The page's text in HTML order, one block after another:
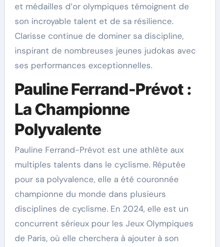
et médailles d’or olympiques témoignent de
son incroyable talent et de sa résilience.
Clarisse continue de dominer sa discipline,
inspirant de nombreuses jeunes judokas avec
ses performances exceptionnelles.
Pauline Ferrand-Prévot :
La Championne
Polyvalente
Pauline Ferrand-Prévot est une athlète aux
multiples talents dans le cyclisme. Réputée
pour sa polyvalence, elle a été couronnée
championne du monde dans plusieurs
disciplines de cyclisme. En 2024, elle est un
concurrent sérieux pour les Jeux Olympiques
de Paris, où elle cherchera à ajouter à son